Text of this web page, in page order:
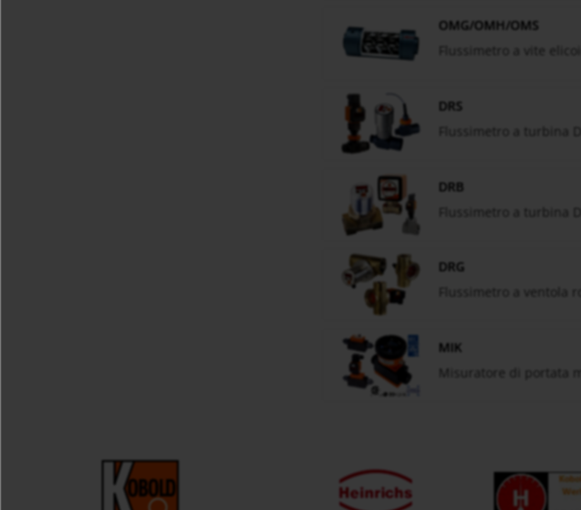
OMG/OMH/OMS
Flussimetro a vite
DRS
DRB
DRG
Flussimetro a ventola
MIK
Misuratore di portata